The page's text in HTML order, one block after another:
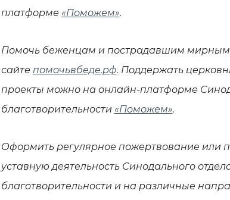
платформе «Поможем».
Помочь беженцам и пострадавшим
сайте помочьвбеде.рф. Поддержать
проекты можно на онлайн-платформе
благотворительности «Поможем».
Оформить регулярное пожертвование или
уставную деятельность Синодального
благотворительности и на различные